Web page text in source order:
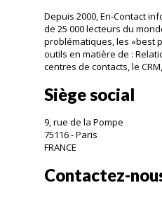
Depuis 2000, En-Contact
de 25 000 lecteurs du
problématiques, les «best
outils en matière de :
centres de contacts, le
Siège social
9, rue de la Pompe
75116 - Paris
FRANCE
Contactez-